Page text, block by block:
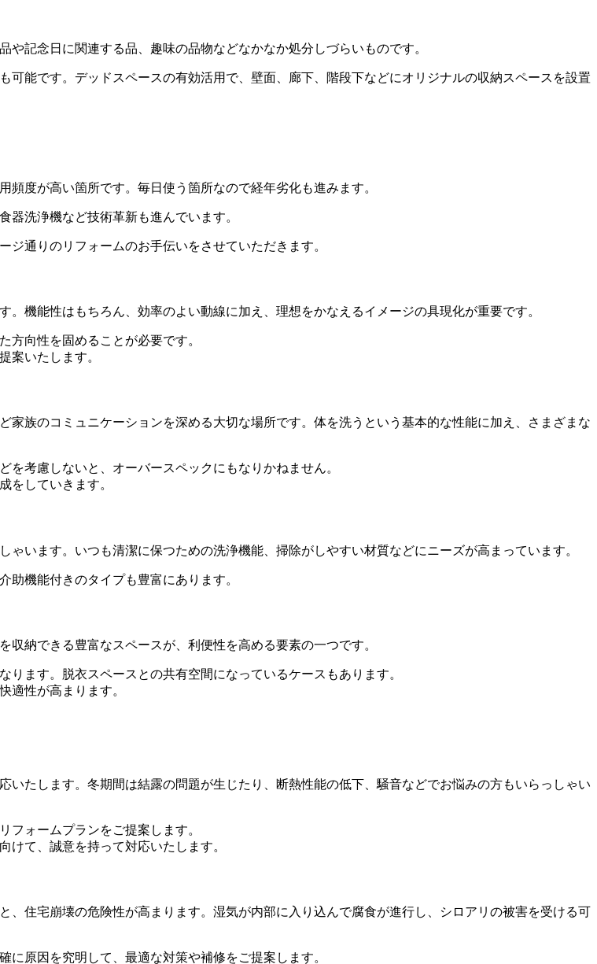
記念日に関連する品、趣味の品物などなかなか処分しづらいものです。
能です。デッドスペースの有効活用で、壁面、廊下、階段下などにオリジナルの収納スペースを設置
度が高い箇所です。毎日使う箇所なので経年劣化も進みます。
器洗浄機など技術革新も進んでいます。
通りのリフォームのお手伝いをさせていただきます。
機能性はもちろん、効率のよい動線に加え、理想をかなえるイメージの具現化が重要です。
方向性を固めることが必要です。
案いたします。
族のコミュニケーションを深める大切な場所です。体を洗うという基本的な性能に加え、さまざまな
考慮しないと、オーバースペックにもなりかねません。
をしていきます。
います。いつも清潔に保つための洗浄機能、掃除がしやすい材質などにニーズが高まっています。
機能付きのタイプも豊富にあります。
納できる豊富なスペースが、利便性を高める要素の一つです。
ます。脱衣スペースとの共有空間になっているケースもあります。
適性が高まります。
たします。冬期間は結露の問題が生じたり、断熱性能の低下、騒音などでお悩みの方もいらっしゃい
フォームプランをご提案します。
けて、誠意を持って対応いたします。
住宅崩壊の危険性が高まります。湿気が内部に入り込んで腐食が進行し、シロアリの被害を受ける可
原因を究明して、最適な対策や補修をご提案します。